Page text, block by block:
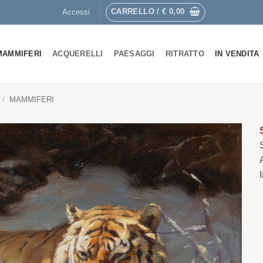
Accessi CARRELLO /€ 0,00
ACQUERELLI PAESAGGI RITRATTO IN VENDITA
/ MAMMIFERI